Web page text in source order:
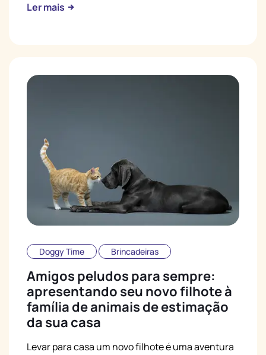
Ler mais
Doggy Time Brincadeiras
Amigos peludos para sempre:
apresentando seu novo filhote à
família de animais de estimação
da sua casa
Levar para casa um novo filhote é uma aventura